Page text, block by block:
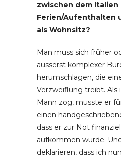
zwischen dem Italien
Ferien/Aufenthalten
als Wohnsitz?
Man muss sich früher
äusserst komplexer
herumschlagen, die
Verzweiflung treibt. Als
Mann zog, musste er
einen
dass er zur Not
aufkommen würde.
deklarieren, dass ich